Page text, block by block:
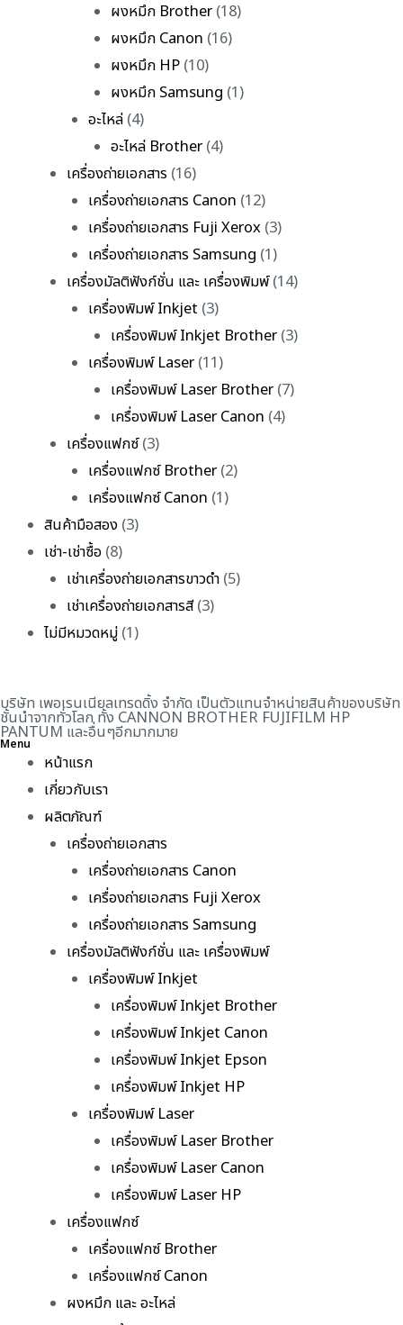
ผงหมึก Brother(18)
ผงหมึก Canon (16)
ผงหมึก HP (10)
ผงหมึก Samsung (1)
อะไหล่ (4)
อะไหล่ Brother(4)
เครื่องถ่ายเอกสาร (16)
เครื่องถ่ายเอกสาร Canon (12)
เครื่องถ่ายเอกสาร Fuji Xerox (3)
เครื่องถ่ายเอกสาร Samsung (1)
เครื่องมัลติฟังก์ชั่น และ เครื่องพิมพ์(14)
เครื่องพิมพ์ Inkjet (3)
เครื่องพิมพ์ Inkjet Brother(3)
เครื่องพิมพ์ Laser(11)
เครื่องพิมพ์ Laser Brother(7)
เครื่องพิมพ์ Laser Canon (4)
เครื่องแฟกซ์(3)
เครื่องแฟกซ์ Brother(2)
เครื่องแฟกซ์ Canon (1)
สินค้ามือสอง (3)
เช่า-เช่าซื้อ (8)
เช่าเครื่องถ่ายเอกสารขาวดำ(5)
เช่าเครื่องถ่ายเอกสารสี(3)
ไม่มีหมวดหมู่ (1)
บริษัท เพอเรนเนียลเทรดดิ้ง จำกัด เป็นตัวแทนจำหน่ายสินค้าของบริษัท
ชั้นนำจากทั่วโลก ทั้ง CANNON BROTHER FUJIFILM HP
PANTUM และอื่นๆอีกมากมาย
Menu
หน้าแรก
เกี่ยวกับเรา
ผลิตภัณฑ์
เครื่องถ่ายเอกสาร
เครื่องถ่ายเอกสาร Canon
เครื่องถ่ายเอกสาร Fuji Xerox
เครื่องถ่ายเอกสาร Samsung
เครื่องมัลติฟังก์ชั่น และ เครื่องพิมพ์
เครื่องพิมพ์ Inkjet
เครื่องพิมพ์ Inkjet Brother
เครื่องพิมพ์ Inkjet Canon
เครื่องพิมพ์ Inkjet Epson
เครื่องพิมพ์ Inkjet HP
เครื่องพิมพ์ Laser
เครื่องพิมพ์ Laser Brother
เครื่องพิมพ์ Laser Canon
เครื่องพิมพ์ Laser HP
เครื่องแฟกซ์
เครื่องแฟกซ์ Brother
เครื่องแฟกซ์ Canon
ผงหมึก และ อะไหล่